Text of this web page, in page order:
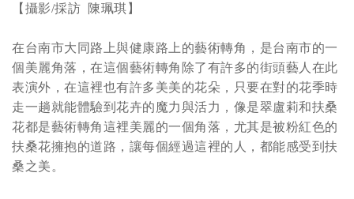
【攝影/採訪 陳珮琪】
在台南市大同路上與健康路上的藝術轉角，是台南市的一
個美麗角落，在這個藝術轉角除了有許多的街頭藝人在此
表演外，在這裡也有許多美美的花朵，只要在對的花季時
走一趟就能體驗到花卉的魔力與活力，像是翠盧莉和扶桑
花都是藝術轉角這裡美麗的一個角落，尤其是被粉紅色的
扶桑花擁抱的道路，讓每個經過這裡的人，都能感受到扶
桑之美。